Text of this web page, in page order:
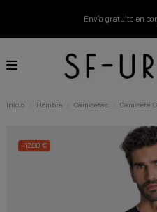
Envío gratuito en
Nuevos productos
Descubre Nuestras
Inicio Hombre Camisetas Camiseta
-12,00 €